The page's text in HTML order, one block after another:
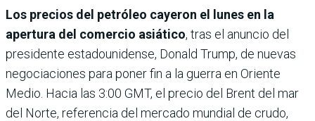
Los precios del petróleo cayeron el lunes en la
apertura del comercio asiático, tras el anuncio del
presidente estadounidense, Donald Trump, de nuevas
negociaciones para poner fin a la guerra en Oriente
Medio. Hacia las 3:00 GMT, el precio del Brent del mar
del Norte, referencia del mercado mundial de crudo,